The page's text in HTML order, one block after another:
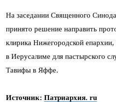
На заседании Священного
принято решение направить
клирика Нижегородской
в Иерусалиме для пастырского
Тавифы в Яффе.
Источник: Патриархия. ru